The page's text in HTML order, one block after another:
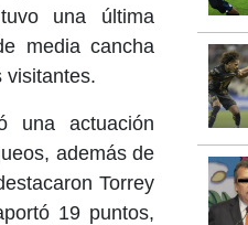
una última
media cancha
visitantes.
una actuación
además de
Torrey
19 puntos,